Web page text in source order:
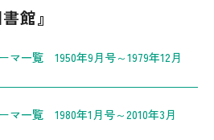
館』
マ一覧 1950年9月号～1979年12月
マ一覧 1980年1月号～2010年3月